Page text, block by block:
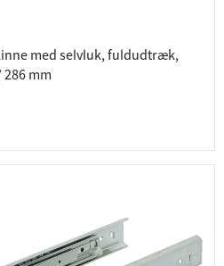
med selvluk, fuldudtræk,
mm